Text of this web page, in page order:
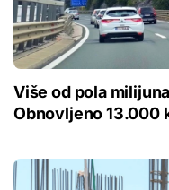
Više od pola
Obnovljeno 13.000